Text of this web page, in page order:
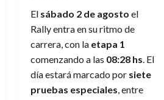
El sábado 2 de agosto el
Rally entra en su ritmo de
carrera, con la etapa 1
comenzando a las 08:28 hs . El
día estará marcado por siete
pruebas especiales , entre